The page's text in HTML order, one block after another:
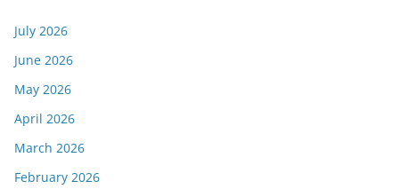
July 2026
June 2026
May 2026
April 2026
March 2026
February 2026